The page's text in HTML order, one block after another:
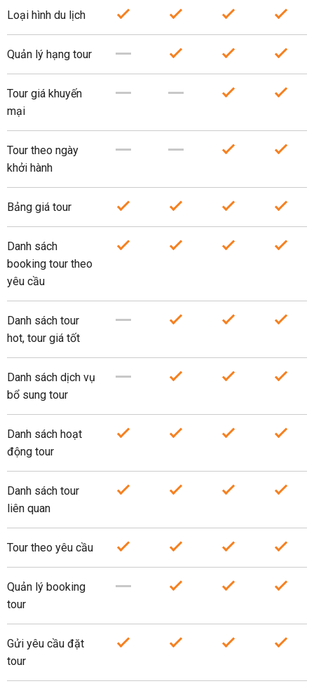
Loại hình du lịch
Quản lý hạng tour
Tour giá khuyến
mại
Tour theo ngày
khởi hành
Bảng giá tour
Danh sách
booking tour theo
yêu cầu
Danh sách tour
hot, tour giá tốt
Danh sách dịch vụ
bổ sung tour
Danh sách hoạt
động tour
Danh sách tour
liên quan
Tour theo yêu cầu
Quản lý booking
tour
Gửi yêu cầu đặt
tour